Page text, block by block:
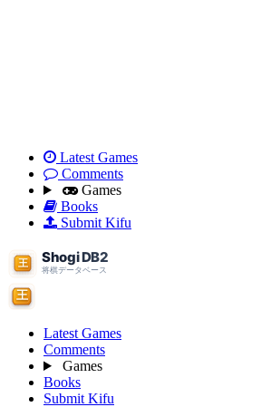
Latest Games
Comments
Games
Books
Submit Kifu
Latest Games
Comments
Games
Books
Submit Kifu